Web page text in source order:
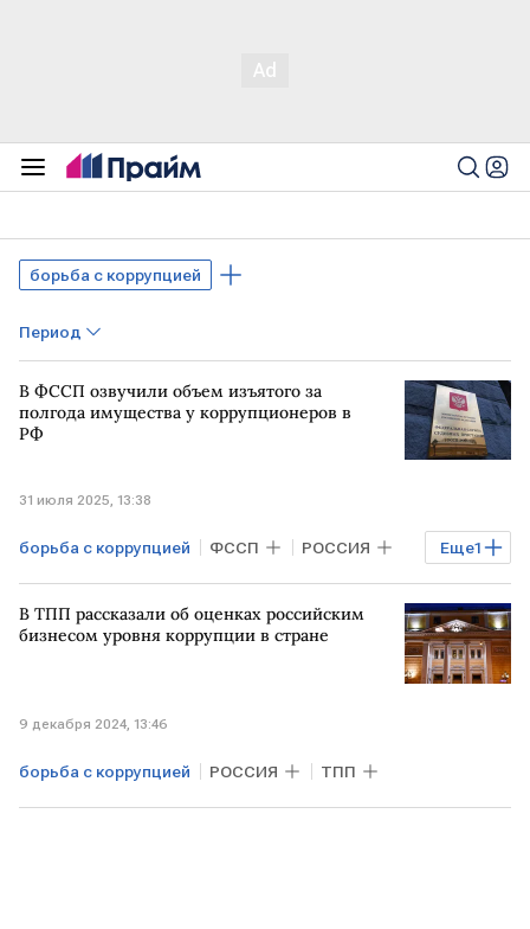
борьба с коррупцией
Период
В ФССП озвучили объем изъятого за
полгода имущества у коррупционеров в
РФ
31 июля 2025, 13:38
Еще1
борьба с коррупцией ФССП РОССИЯ
Экономика
В ТПП рассказали об оценках российским
бизнесом уровня коррупции в стране
9 декабря 2024, 13:46
борьба с коррупцией РОССИЯ ТПП